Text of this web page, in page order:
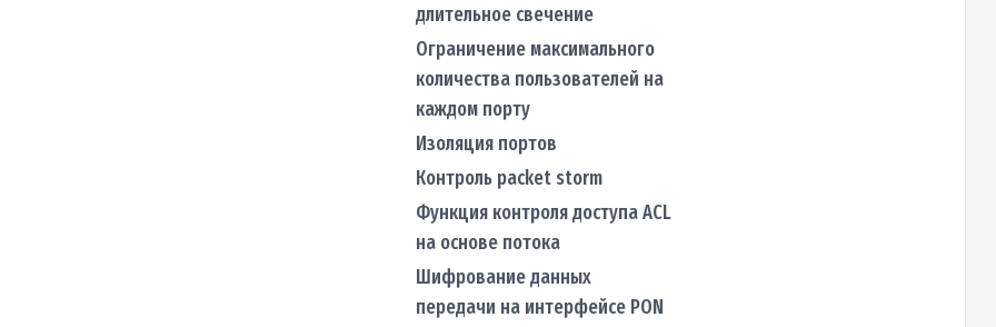
длительное свечение
Ограничение максимального
количества пользователей на
каждом порту
Изоляция портов
Контроль packet storm
Функция контроля доступа ACL
на основе потока
Шифрование данных
передачи на интерфейсе PON